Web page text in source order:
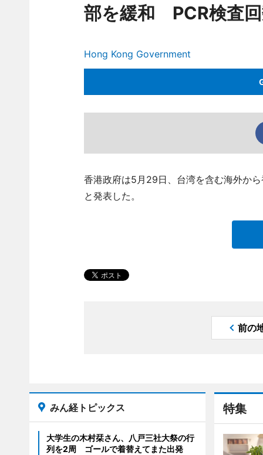
部を緩和 PCR検査
Hong Kong Government
香港政府は5月29日、台湾を含む海外か
と発表した。
前の
特集
みん経トピックス
大学生の木村栞さん、八戸三社大祭の行
列を2周 ゴールで着替えてまた出発